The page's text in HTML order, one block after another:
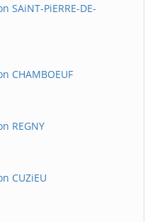
PiERRE-DE-
CHAMBOEUF
REGNY
CUZiEU